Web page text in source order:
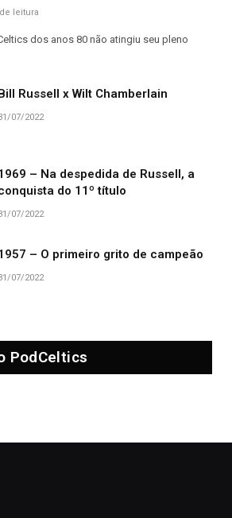
leitura
dos anos 80 não atingiu seu pleno
Russell x Wilt Chamberlain
07/2022
– Na despedida de Russell, a
do 11º título
07/2022
– O primeiro grito de campeão
07/2022
PodCeltics